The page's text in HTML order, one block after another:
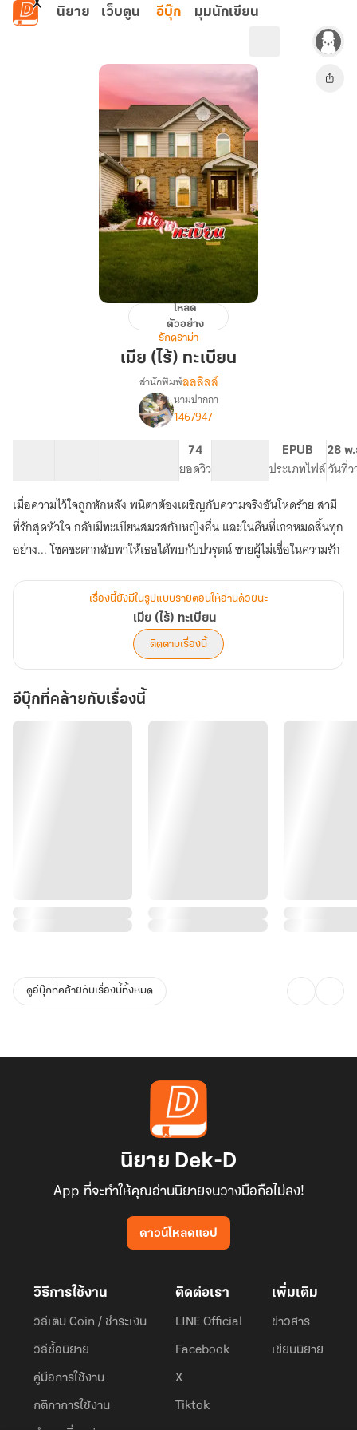
ข้ามไปยังเนื้อหาหลัก
นิยาย เว็บตูน อีบุ๊ก มุมนักเขียน
ทะเบียน
โหลด
ตัวอย่าง
รักดราม่า
เมีย (ไร้) ทะเบียน
เรื่อง
เมีย
(ไร้)
ทะเบียน
สำนักพิมพ์ลลลิลล์
นามปากกา
1467947
74
ยอดวิว
EPUB
ประเภทไฟล์
28 พ
วันที่ว
เมื่อความไว้ใจถูกหักหลัง พนิตาต้องเผชิญกับความจริงอันโหดร้าย สามี
ที่รักสุดหัวใจ กลับมีทะเบียนสมรสกับหญิงอื่น และในคืนที่เธอหมดสิ้นทุก
อย่าง... โชคชะตากลับพาให้เธอได้พบกับปวรุตน์ ชายผู้ไม่เชื่อในความรัก
เรื่องนี้ยังมีในรูปแบบรายตอนให้อ่านด้วยนะ
เมีย (ไร้) ทะเบียน
ติดตามเรื่องนี้
อีบุ๊กที่คล้ายกับเรื่องนี้
ดูอีบุ๊กที่คล้ายกับเรื่องนี้ทั้งหมด
นิยาย Dek-D
App ที่จะทำให้คุณอ่านนิยายจนวางมือถือไม่ลง!
ดาวน์โหลดแอป
วิธีการใช้งาน
วิธีเติม Coin / ชำระเงิน
วิธีซื้อนิยาย
คู่มือการใช้งาน
กติกาการใช้งาน
ติดต่อเรา
LINE Official
Facebook
X
Tiktok
เพิ่มเติม
ข่าวสาร
เขียนนิยาย